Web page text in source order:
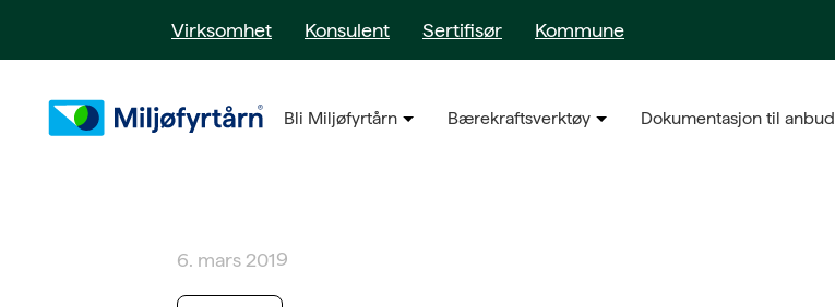
Virksomhet Konsulent Sertifisør Kommune
Bli Miljøfyrtårn Bærekraftsverktøy Dokumentasjon til anbud
6. mars 2019